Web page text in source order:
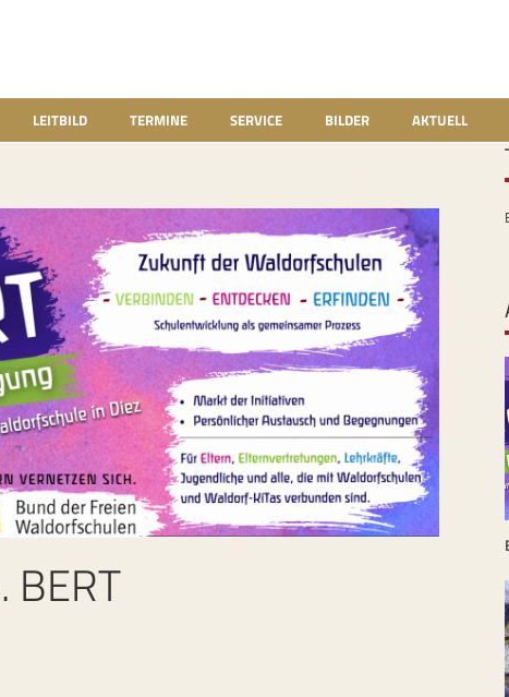
LEITBILD TERMINE SERVICE BILDER AKTUELL
BERT